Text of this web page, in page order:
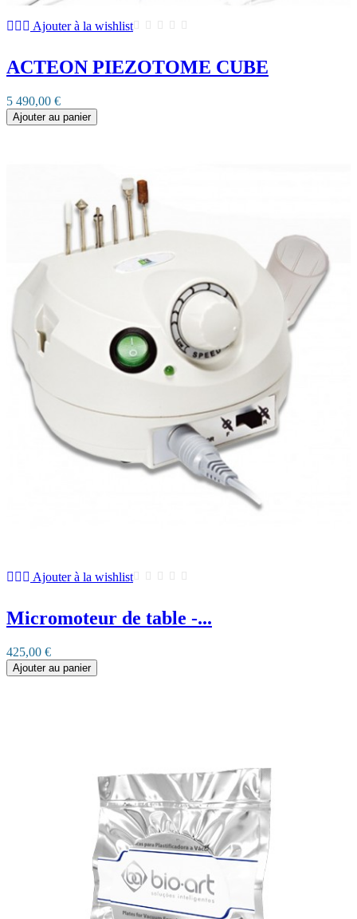
Ajouter à la wishlist
ACTEON PIEZOTOME CUBE
5 490,00 €
Ajouter au panier
Ajouter à la wishlist
Micromoteur de table -...
425,00 €
Ajouter au panier